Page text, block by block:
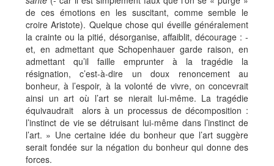
de ces émotions en les suscitant, comme semble le
croire Aristote). Quelque chose qui éveille généralement
la crainte ou la pitié, désorganise, affaiblit, décourage : -
et, en admettant que Schopenhauer garde raison, en
admettant qu’il faille emprunter à la tragédie la
résignation, c’est-à-dire un doux renoncement au
bonheur, à l’espoir, à la volonté de vivre, on concevrait
ainsi un art où l’art se nierait lui-même. La tragédie
équivaudrait alors à un processus de décomposition :
l’instinct de vie se détruisant lui-même dans l’instinct de
l’art. » Une certaine idée du bonheur que l’art suggère
serait fondée sur la négation du bonheur qui donne des
forces.